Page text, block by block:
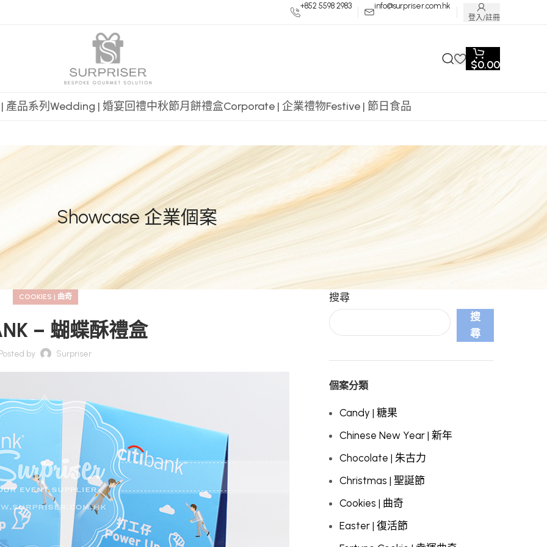
+852 5598 2983 info@surpriser.com.hk
登入/註冊
$0.00
產品系列 Wedding | 婚宴回禮中秋節月餅禮盒Corporate | 企業禮物Festive | 節日食品
Showcase 企業個案
COOKIES | 曲奇
– 蝴蝶酥禮盒
by Surpriser
搜尋
搜
尋
個案分類
Candy | 糖果
Chinese New Year | 新年
Chocolate | 朱古力
Christmas | 聖誕節
Cookies | 曲奇
Easter | 復活節